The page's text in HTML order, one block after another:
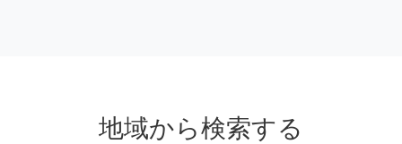
地域から検索する